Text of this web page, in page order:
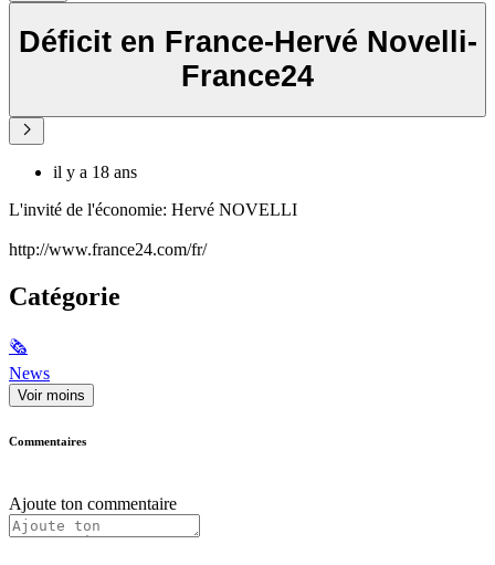
Déficit en France-Hervé Novelli-
France24
il y a 18 ans
L'invité de l'économie: Hervé NOVELLI
http://www.france24.com/fr/
Catégorie
🗞
News
Voir moins
Commentaires
Ajoute ton commentaire